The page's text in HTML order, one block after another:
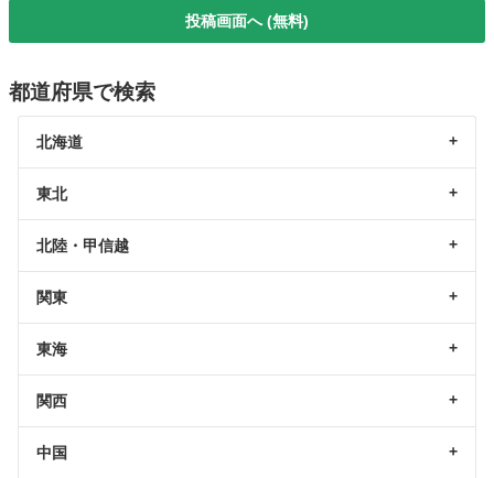
投稿画面へ (無料)
都道府県で検索
北海道
東北
北陸・甲信越
関東
東海
関西
中国